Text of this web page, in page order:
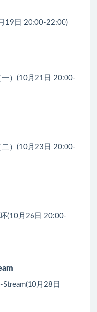
19日 20:00-22:00)
⼀）(10月21日 20:00-
⼆）(10月23日 20:00-
(10月26日 20:00-
Stream(10月28日